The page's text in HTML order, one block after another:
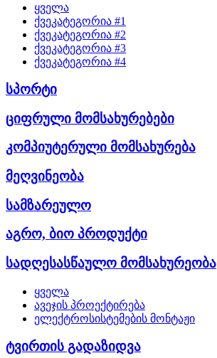
ყველა
ქვეკატეგორია #1
ქვეკატეგორია #2
ქვეკატეგორია #3
ქვეკატეგორია #4
სპორტი
ციფრული მომსახურებები
კომპიუტერული მომსახურება
მეღვინეობა
სამზარეულო
აგრო, ბიო პროდუქტი
სადღესასწაულო მომსახურეობა
ყველა
ავეჯის პროექტირება
ელექტროსისტემების მონტაჟი
ტვირთის გადაზიდვა